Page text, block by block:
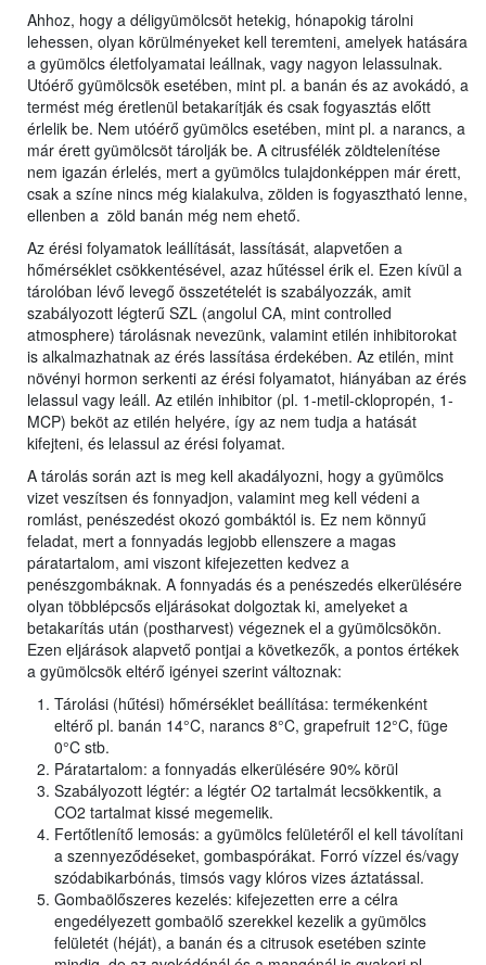
Ahhoz, hogy a déligyümölcsöt hetekig, hónapokig tárolni
lehessen, olyan körülményeket kell teremteni, amelyek hatására
a gyümölcs életfolyamatai leállnak, vagy nagyon lelassulnak.
Utóérő gyümölcsök esetében, mint pl. a banán és az avokádó, a
termést még éretlenül betakarítják és csak fogyasztás előtt
érlelik be. Nem utóérő gyümölcs esetében, mint pl. a narancs, a
már érett gyümölcsöt tárolják be. A citrusfélék zöldtelenítése
nem igazán érlelés, mert a gyümölcs tulajdonképpen már érett,
csak a színe nincs még kialakulva, zölden is fogyasztható lenne,
ellenben a zöld banán még nem ehető.
Az érési folyamatok leállítását, lassítását, alapvetően a
hőmérséklet csökkentésével, azaz hűtéssel érik el. Ezen kívül a
tárolóban lévő levegő összetételét is szabályozzák, amit
szabályozott légterű SZL (angolul CA, mint controlled
atmosphere) tárolásnak nevezünk, valamint etilén inhibitorokat
is alkalmazhatnak az érés lassítása érdekében. Az etilén, mint
növényi hormon serkenti az érési folyamatot, hiányában az érés
lelassul vagy leáll. Az etilén inhibitor (pl. 1-metil-cklopropén, 1-
MCP) beköt az etilén helyére, így az nem tudja a hatását
kifejteni, és lelassul az érési folyamat.
A tárolás során azt is meg kell akadályozni, hogy a gyümölcs
vizet veszítsen és fonnyadjon, valamint meg kell védeni a
romlást, penészedést okozó gombáktól is. Ez nem könnyű
feladat, mert a fonnyadás legjobb ellenszere a magas
páratartalom, ami viszont kifejezetten kedvez a
penészgombáknak. A fonnyadás és a penészedés elkerülésére
olyan többlépcsős eljárásokat dolgoztak ki, amelyeket a
betakarítás után (postharvest) végeznek el a gyümölcsökön.
Ezen eljárások alapvető pontjai a következők, a pontos értékek
a gyümölcsök eltérő igényei szerint változnak:
Tárolási (hűtési) hőmérséklet beállítása: termékenként
eltérő pl. banán 14°C, narancs 8°C, grapefruit 12°C, füge
0°C stb.
Páratartalom: a fonnyadás elkerülésére 90% körül
Szabályozott légtér: a légtér O2 tartalmát lecsökkentik, a
CO2 tartalmat kissé megemelik.
Fertőtlenítő lemosás: a gyümölcs felületéről el kell távolítani
a szennyeződéseket, gombaspórákat. Forró vízzel és/vagy
szódabikarbónás, timsós vagy klóros vizes áztatással.
Gombaölőszeres kezelés: kifejezetten erre a célra
engedélyezett gombaölő szerekkel kezelik a gyümölcs
felületét (héját), a banán és a citrusok esetében szinte